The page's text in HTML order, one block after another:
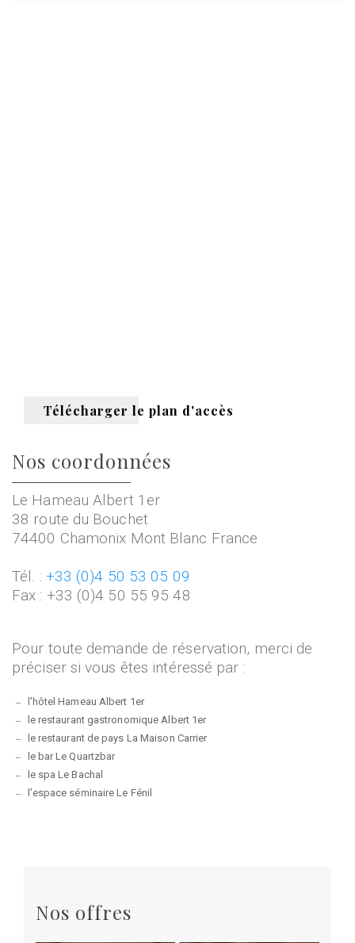
Télécharger le plan d'accès
Nos coordonnées
Le Hameau Albert 1er
38 route du Bouchet
74400 Chamonix Mont Blanc France
Tél. : +33 (0)4 50 53 05 09
Fax : +33 (0)4 50 55 95 48
Pour toute demande de réservation, merci de
préciser si vous êtes intéressé par :
l'hôtel Hameau Albert 1er
le restaurant gastronomique Albert 1er
le restaurant de pays La Maison Carrier
le bar Le Quartzbar
le spa Le Bachal
l'espace séminaire Le Fénil
Nos offres